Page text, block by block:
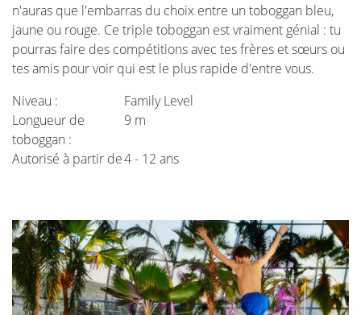
n'auras que l'embarras du choix entre un toboggan bleu,
jaune ou rouge. Ce triple toboggan est vraiment génial : tu
pourras faire des compétitions avec tes frères et sœurs ou
tes amis pour voir qui est le plus rapide d'entre vous.
Niveau :
Family Level
Longueur de
toboggan :
9 m
Autorisé à partir de4 - 12 ans